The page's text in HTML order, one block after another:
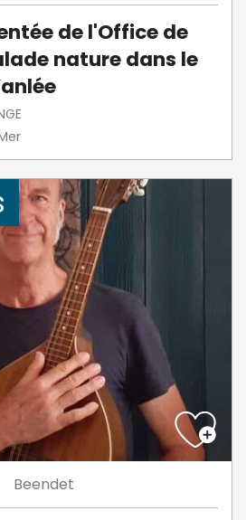
de l'Office de
nature dans le
Beendet